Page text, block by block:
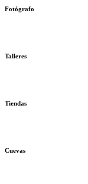
Fotógrafo
Talleres
Tiendas
Cuevas